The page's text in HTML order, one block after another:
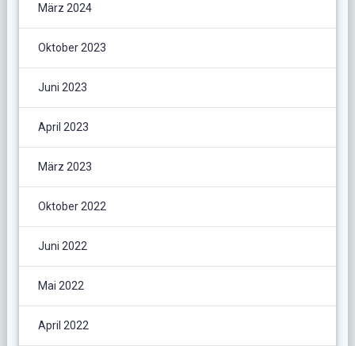
März 2024
Oktober 2023
Juni 2023
April 2023
März 2023
Oktober 2022
Juni 2022
Mai 2022
April 2022